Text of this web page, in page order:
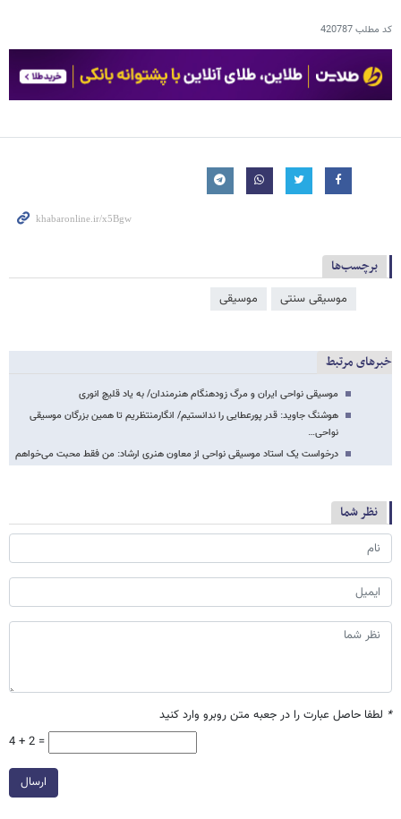
کد مطلب420787
برچسب‌ها
موسیقی سنتی موسیقی
خبرهای مرتبط
موسیقی نواحی ایران و مرگ زودهنگام هنرمندان/ به یاد قلیچ انوری
هوشنگ جاوید:‌ قدر پورعطایی‌ را ندانستیم/ انگارمنتظریم تا همین بزرگان موسیقی
نواحی…
درخواست یک استاد موسیقی نواحی از معاون هنری ارشاد: من فقط محبت می‌خواهم
نظر شما
* لطفا حاصل عبارت را در جعبه متن روبرو وارد کنید
4 + 2 =
ارسال